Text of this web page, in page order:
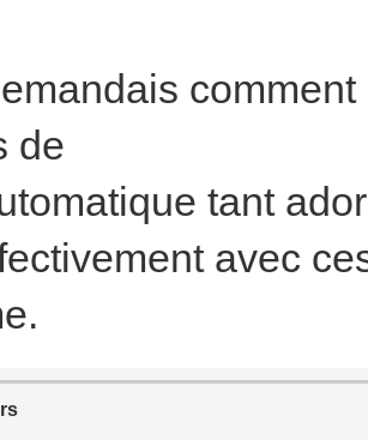
de
tant
avec